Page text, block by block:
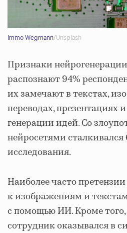
Immo Wegmann/Unsplash
Признаки
распознают 94%
их замечают в текстах,
переводах, презентациях
генерации идей. Со
нейросетями сталкивался
исследования.
Наиболее часто
к изображениям и
с помощью ИИ. Кроме
сотрудник оказывался в